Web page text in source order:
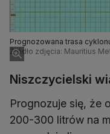
Prognozowana trasa
Meteorological Services)
Źródło zdjęcia: Mauritius
Niszczycielski
Prognozuje się, że
200-300 litrów na